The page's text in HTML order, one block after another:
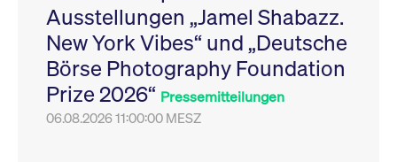
Ausstellungen „Jamel Shabazz.
New York Vibes“ und „Deutsche
Börse Photography Foundation
Prize 2026“ Pressemitteilungen
06.08.2026 11:00:00 MESZ
Leistung der Website
zu messen. Es handelt
sich um ein Muster-
Cookie, bei dem auf
das Präfix _pk_ses
eine kurze Reihe von
VISITOR_PRIVACY_METADATA
YouTube
.youtube.com
6
Monate
Dieses Cookie dient
Speicherung der
Einwilligungs- und
des Nutzers für ihre
Interaktion mit der